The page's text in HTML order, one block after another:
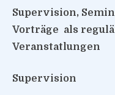
Supervision,
Vorträge als
Veranstatlungen
Supervision